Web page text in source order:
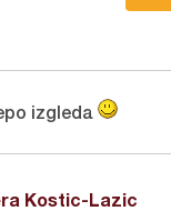
Kostic-Lazic
izgleda